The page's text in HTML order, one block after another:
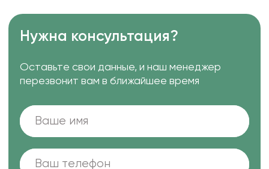
Нужна консультация?
Оставьте свои данные, и наш менеджер
перезвонит вам в ближайшее время